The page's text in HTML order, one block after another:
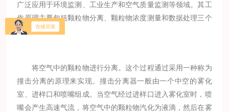
广泛应用于环境监测、工业生产和空气质量监测等领域。其工
作原理主要包括颗粒物分离、颗粒物浓度测量和数据处理三个
方面。
将空气中的颗粒物进行分离。这个过程通过采用一种称为
撞击分离的原理来实现。撞击分离器一般由一个中空的雾化
室、进样口和喷嘴组成。当空气经过进样口进入雾化室时，喷
嘴会产生高速气流，将空气中的颗粒物汽化为液滴，然后在雾